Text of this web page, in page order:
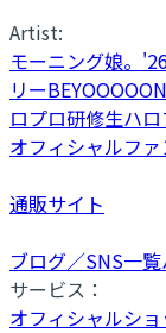
Artist:
モーニング娘。
リー
ロプロ研修生ハ
オフィシャルフ
通販サイト
ブログ／SNS一覧
サービス：
オフィシャルシ